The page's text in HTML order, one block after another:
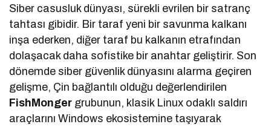
Siber casusluk dünyası, sürekli evrilen bir satranç
tahtası gibidir. Bir taraf yeni bir savunma kalkanı
inşa ederken, diğer taraf bu kalkanın etrafından
dolaşacak daha sofistike bir anahtar geliştirir. Son
dönemde siber güvenlik dünyasını alarma geçiren
gelişme, Çin bağlantılı olduğu değerlendirilen
FishMonger grubunun, klasik Linux odaklı saldırı
araçlarını Windows ekosistemine taşıyarak